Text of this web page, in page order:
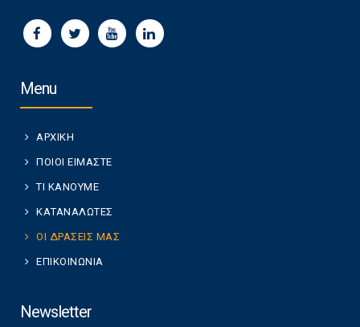
Menu
ΑΡΧΙΚΗ
ΠΟΙΟΙ ΕΙΜΑΣΤΕ
ΤΙ ΚΑΝΟΥΜΕ
ΚΑΤΑΝΑΛΩΤΕΣ
ΟΙ ΔΡΑΣΕΙΣ ΜΑΣ
ΕΠΙΚΟΙΝΩΝΙΑ
Newsletter